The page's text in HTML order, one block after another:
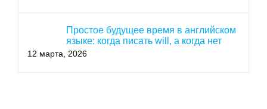
Простое будущее время в английском
языке: когда писать will, а когда нет
12 марта, 2026